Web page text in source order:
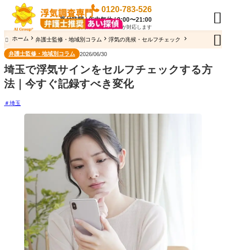
0120-783-526
受付時間 / 年中無休 / 9:00〜21:00
専門のオペレーターが対応します


 ホーム 弁護士監修・地域別コラム 浮気の兆候・セルフチェック
弁護士監修・地域別コラム 2026/06/30
埼玉で浮気サインをセルフチェックする方
法｜今すぐ記録すべき変化
埼玉